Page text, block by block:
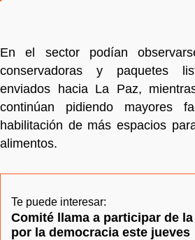
En el sector podían
conservadoras y paquetes
enviados hacia La Paz,
continúan pidiendo mayores
habilitación de más espacios
alimentos.
Te puede interesar:
Comité llama a participar de
por la democracia este jueves